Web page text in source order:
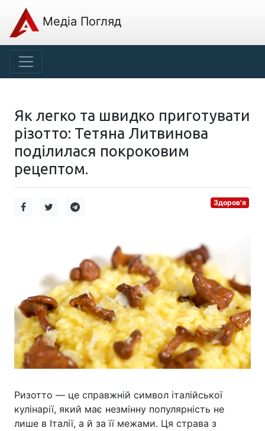
Медіа Погляд
Як легко та швидко приготувати
різотто: Тетяна Литвинова
поділилася покроковим
рецептом.
Здоров'я
Ризотто — це справжній символ італійської
кулінарії, який має незмінну популярність не
лише в Італії, а й за її межами. Ця страва з